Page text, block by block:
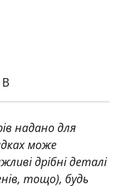
В
надано для
може
дрібні деталі
тощо), будь